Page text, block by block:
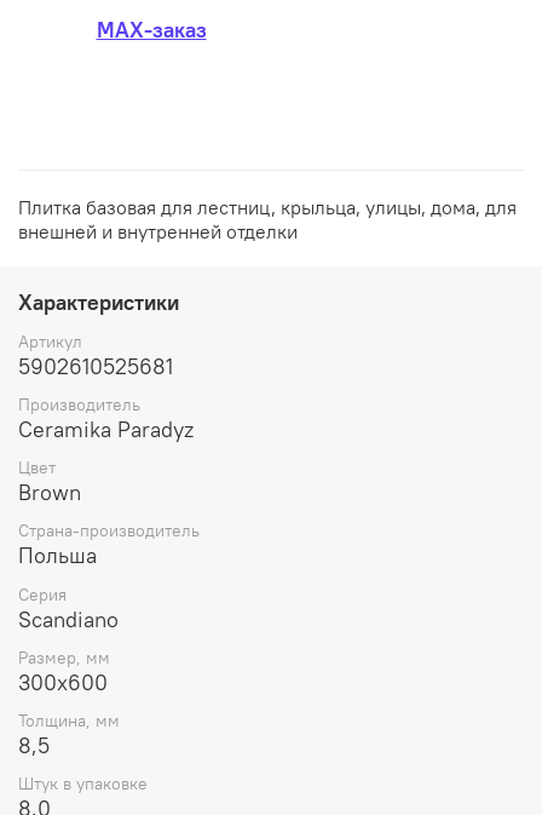
MAX-заказ
Плитка базовая для лестниц, крыльца, улицы, дома, для
внешней и внутренней отделки
Характеристики
Артикул
5902610525681
Производитель
Ceramika Paradyz
Цвет
Brown
Страна-производитель
Польша
Серия
Scandiano
Размер, мм
300x600
Толщина, мм
8,5
Штук в упаковке
8.0